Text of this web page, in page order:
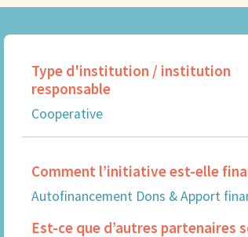
Type d'institution / institution
responsable
Cooperative
Comment l’initiative est-elle
Autofinancement Dons & Apport
Est-ce que d’autres partenaires